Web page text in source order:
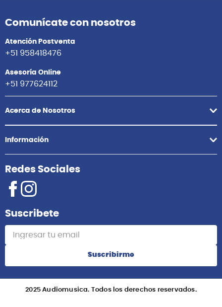
Comunícate con nosotros
Atención Postventa
+51 958418476
Asesoría Online
+51 977624112
Acerca de Nosotros
Información
Redes Sociales
Suscribete
Suscribirme
2025 Audiomusica. Todos los derechos reservados.